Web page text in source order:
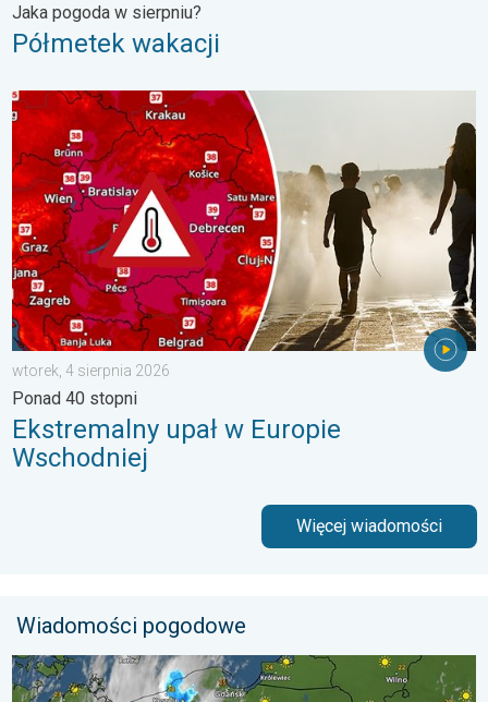
Jaka pogoda w sierpniu?
Półmetek wakacji
Ekstremalny upał w Europie Wschodniej. Ponad 40 stopni. . .
wtorek, 4 sierpnia 2026
Ponad 40 stopni
Ekstremalny upał w Europie
Wschodniej
Więcej wiadomości
Wiadomości pogodowe
33 stopnie w cieniu i wędrujące nawałnice. Groźna i